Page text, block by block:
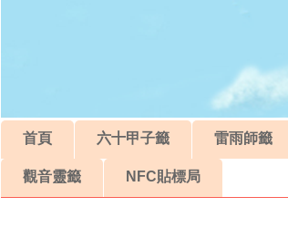
首頁 六十甲子籤 雷雨師籤
觀音靈籤 NFC貼標局